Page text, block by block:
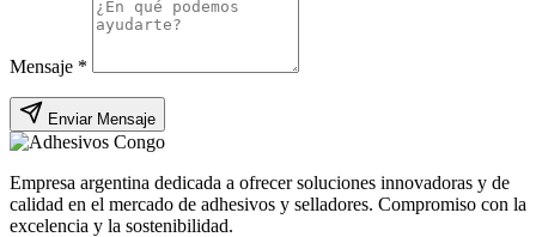
Mensaje *
Enviar Mensaje
Empresa argentina dedicada a ofrecer soluciones innovadoras y de
calidad en el mercado de adhesivos y selladores. Compromiso con la
excelencia y la sostenibilidad.